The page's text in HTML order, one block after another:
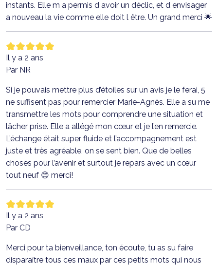
instants. Elle m a permis d avoir un déclic, et d envisager
a nouveau la vie comme elle doit l être. Un grand merci 🌟
Il y a 2 ans
Par NR
Si je pouvais mettre plus d’étoiles sur un avis je le ferai, 5
ne suffisent pas pour remercier Marie-Agnès. Elle a su me
transmettre les mots pour comprendre une situation et
lâcher prise. Elle a allégé mon cœur et je l’en remercie.
L’échange était super fluide et l’accompagnement est
juste et très agréable, on se sent bien. Que de belles
choses pour l’avenir et surtout je repars avec un cœur
tout neuf 😊 merci!
Il y a 2 ans
Par CD
Merci pour ta bienveillance, ton écoute, tu as su faire
disparaître tous ces maux par ces petits mots qui nous